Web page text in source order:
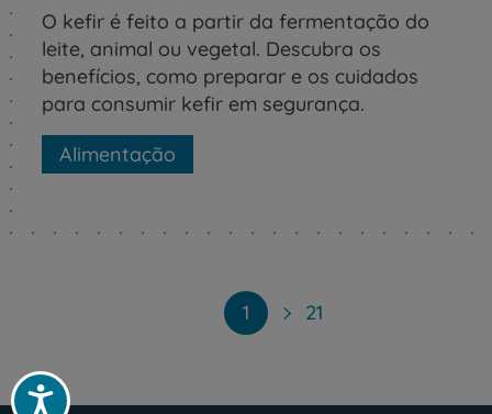
Acessibilidade
O kefir é feito a partir da fermentação do
leite, animal ou vegetal. Descubra os
benefícios, como preparar e os cuidados
para consumir kefir em segurança.
Alimentação
1 21